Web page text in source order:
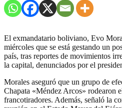
El exmandatario boliviano, Evo
miércoles que se está gestando un
país, tras reportes de movimientos
la capital, denunciados por el
Morales aseguró que un grupo de
Chapata «Méndez Arcos» rodearon
francotiradores. Además, señaló la